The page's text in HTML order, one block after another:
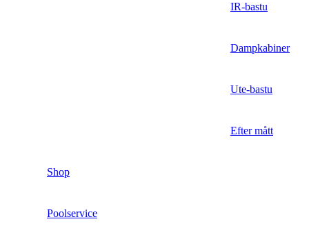
IR-bastu
Dampkabiner
Ute-bastu
Efter mått
Shop
Poolservice